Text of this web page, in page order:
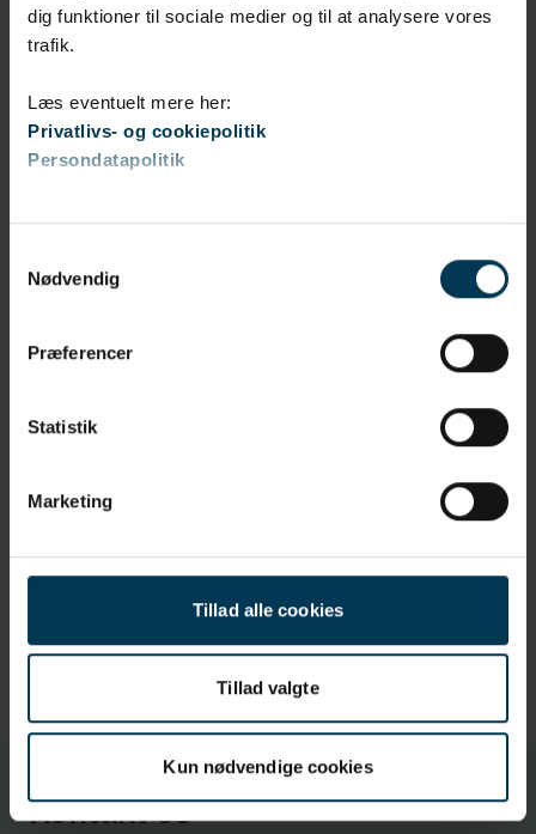
dig funktioner til sociale medier og til at analysere vores
trafik.
Læs eventuelt mere her:
Privatlivs- og cookiepolitik
Persondatapolitik
Nødvendig
Præferencer
Statistik
Marketing
Tillad alle cookies
Tillad valgte
Kun nødvendige cookies
Helsingør Sundhedshus: En bro til
Kontakt os